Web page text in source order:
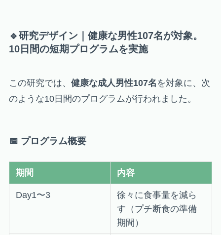
🔹研究デザイン｜健康な男性107名が対象。
10日間の短期プログラムを実施
この研究では、 健康な成人男性107名 を対象に、次
のような10日間のプログラムが行われました。
📅 プログラム概要
期間 内容
Day1〜3
徐々に食事量を減ら
す（プチ断食の準備
期間）